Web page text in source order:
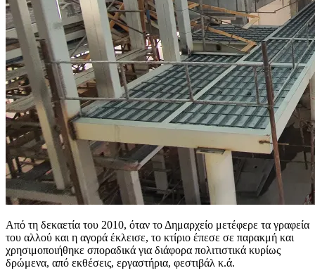
Από τη δεκαετία του 2010, όταν το Δημαρχείο μετέφερε τα γραφεία
του αλλού και η αγορά έκλεισε, το κτίριο έπεσε σε παρακμή και
χρησιμοποιήθηκε σποραδικά για διάφορα πολιτιστικά κυρίως
δρώμενα, από εκθέσεις, εργαστήρια, φεστιβάλ κ.ά.